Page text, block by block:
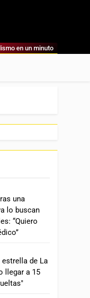
Referencia.
en un minuto
una
lo buscan
“Quiero
estrella de La
llegar a 15